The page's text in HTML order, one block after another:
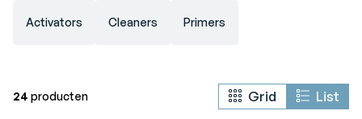
Activators Cleaners Primers
24 producten Grid List